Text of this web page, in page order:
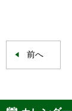
前へ